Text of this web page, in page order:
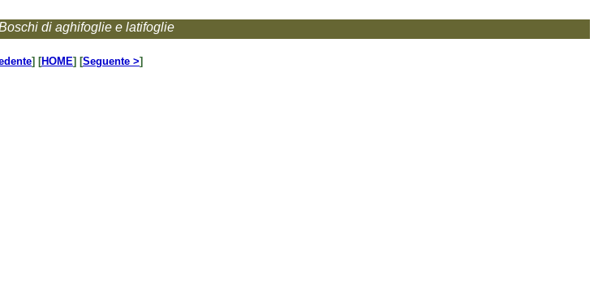
di aghifoglie e latifoglie
] [HOME] [Seguente >]